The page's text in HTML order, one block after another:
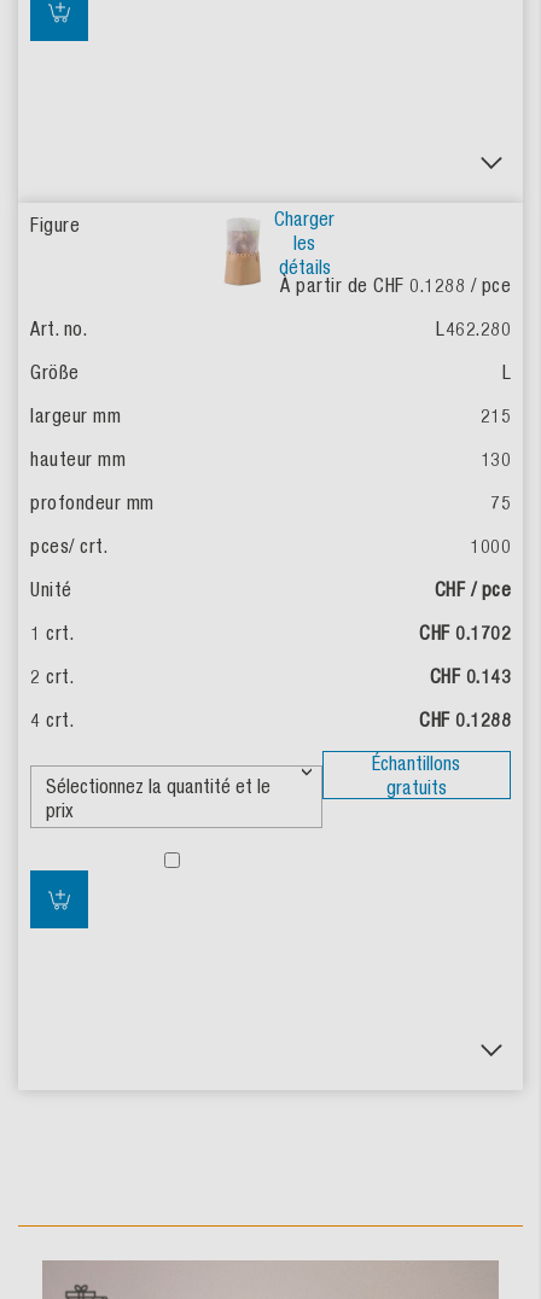
Charger
les
détails
À partir de CHF 0.1288 / pce
L462.280
L
215
130
75
1000
CHF / pce
CHF 0.1702
CHF 0.143
CHF 0.1288
Échantillons
gratuits